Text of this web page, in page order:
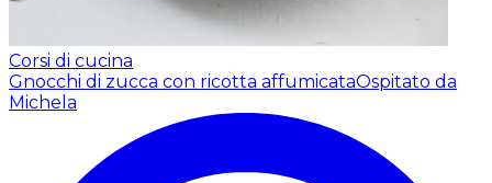
Corsi di cucina
Gnocchi di zucca con ricotta affumicataOspitato da
Michela